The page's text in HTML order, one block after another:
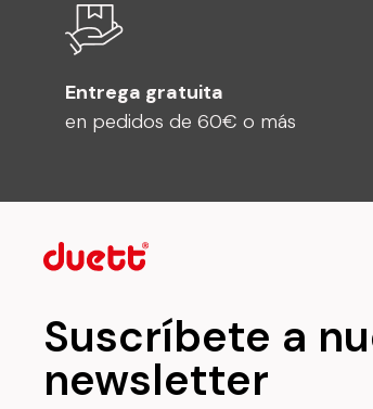
Entrega gratuita
en pedidos de 60€ o más
Suscríbete a
newsletter